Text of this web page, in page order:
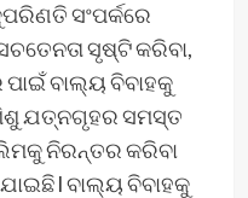
ସଂପର୍କରେ
ସୃଷ୍ଟି କରିବା,
ପାଇଁ ବାଲ୍ୟ ବିବାହକୁ
ଯତ୍ନଗୃହର ସମସ୍ତ
ନିରନ୍ତର କରିବା
l ବାଲ୍ୟ ବିବାହକୁ